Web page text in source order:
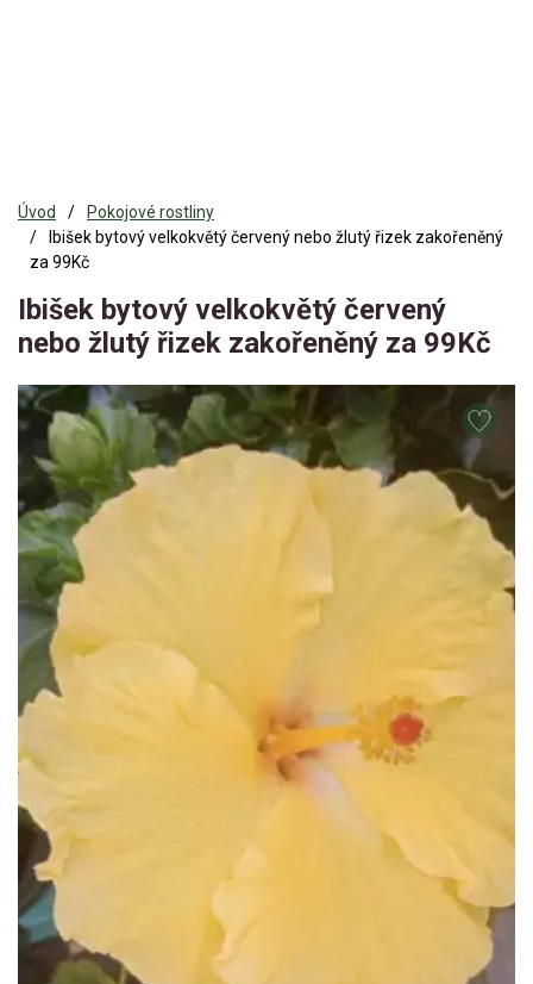
Úvod
Pokojové rostliny
Ibišek bytový velkokvětý červený nebo žlutý řizek zakořeněný
za 99Kč
Ibišek bytový velkokvětý červený
nebo žlutý řizek zakořeněný za 99Kč